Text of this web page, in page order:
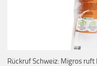
Rückruf Schweiz: Migros ruft